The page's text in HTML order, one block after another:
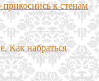
к стенам
Как набраться